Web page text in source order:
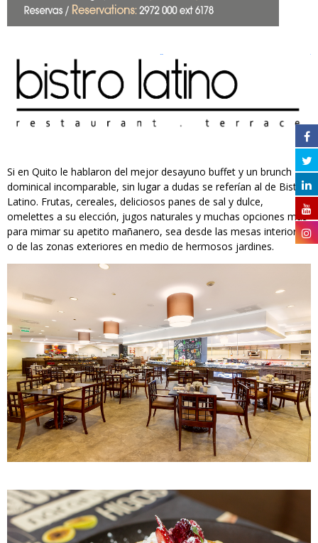
Si en Quito le hablaron del mejor desayuno buffet y un brunch
dominical incomparable, sin lugar a dudas se referían al de Bistro
Latino. Frutas, cereales, deliciosos panes de sal y dulce,
omelettes a su elección, jugos naturales y muchas opciones más
para mimar su apetito mañanero, sea desde las mesas interiores
o de las zonas exteriores en medio de hermosos jardines.